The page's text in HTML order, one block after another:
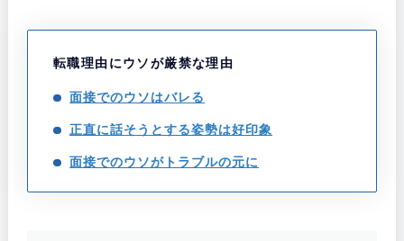
転職理由にウソが厳禁な理由
面接でのウソはバレる
正直に話そうとする姿勢は好印象
面接でのウソがトラブルの元に